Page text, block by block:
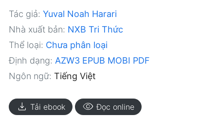
Tác giả: Yuval Noah Harari
Nhà xuất bản: NXB Tri Thức
Thể loại: Chưa phân loại
Định dạng: AZW3 EPUB MOBI PDF
Ngôn ngữ: Tiếng Việt
download Tải ebook visibility Đọc online